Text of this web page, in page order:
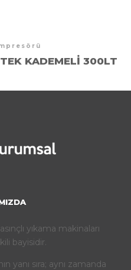
KADEMELI 300LT
yıkama makinaları
bayisidir.
yanı sıra; aynı zamanda